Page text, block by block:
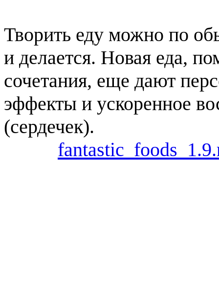
Творить еду можно по
и делается. Новая еда,
сочетания, еще дают
эффекты и ускоренное
(сердечек).